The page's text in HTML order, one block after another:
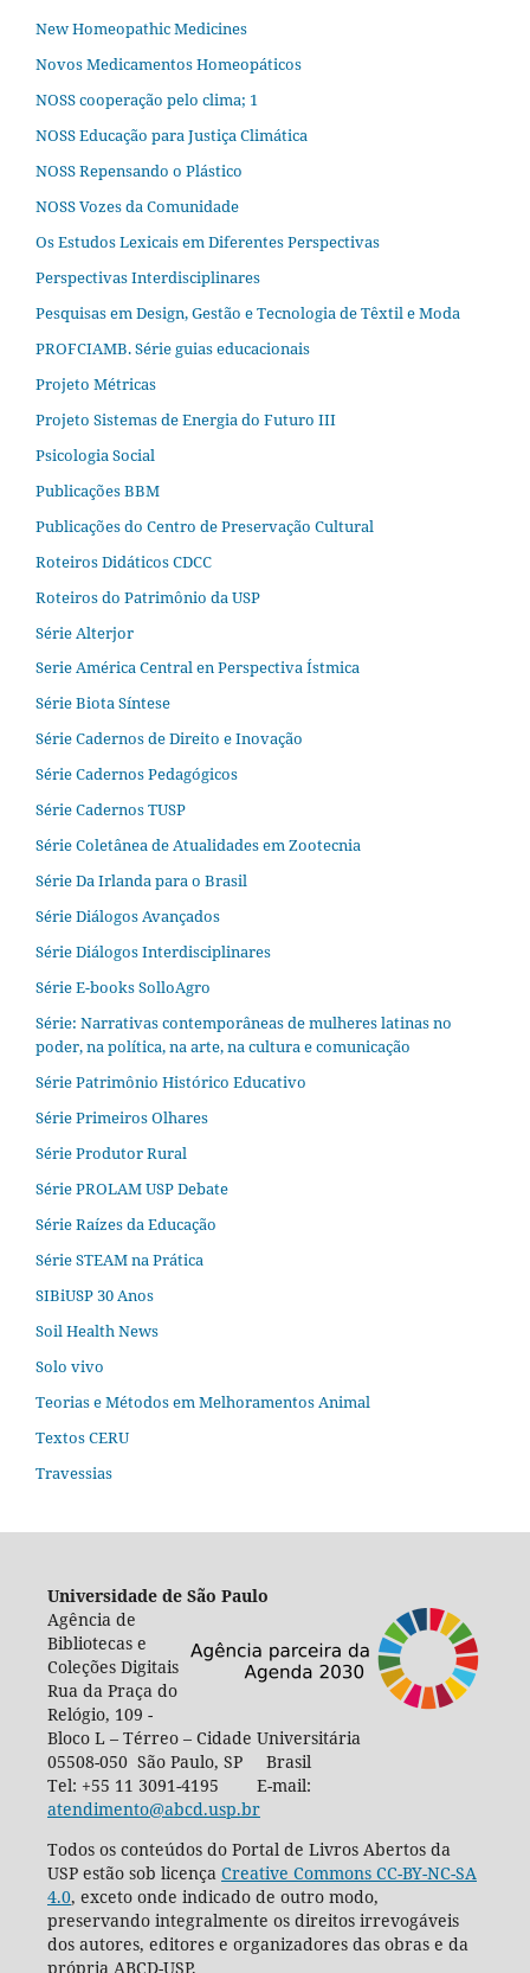
New Homeopathic Medicines
Novos Medicamentos Homeopáticos
NOSS cooperação pelo clima; 1
NOSS Educação para Justiça Climática
NOSS Repensando o Plástico
NOSS Vozes da Comunidade
Os Estudos Lexicais em Diferentes Perspectivas
Perspectivas Interdisciplinares
Pesquisas em Design, Gestão e Tecnologia de Têxtil e Moda
PROFCIAMB. Série guias educacionais
Projeto Métricas
Projeto Sistemas de Energia do Futuro III
Psicologia Social
Publicações BBM
Publicações do Centro de Preservação Cultural
Roteiros Didáticos CDCC
Roteiros do Patrimônio da USP
Série Alterjor
Serie América Central en Perspectiva Ístmica
Série Biota Síntese
Série Cadernos de Direito e Inovação
Série Cadernos Pedagógicos
Série Cadernos TUSP
Série Coletânea de Atualidades em Zootecnia
Série Da Irlanda para o Brasil
Série Diálogos Avançados
Série Diálogos Interdisciplinares
Série E-books SolloAgro
Série: Narrativas contemporâneas de mulheres latinas no
poder, na política, na arte, na cultura e comunicação
Série Patrimônio Histórico Educativo
Série Primeiros Olhares
Série Produtor Rural
Série PROLAM USP Debate
Série Raízes da Educação
Série STEAM na Prática
SIBiUSP 30 Anos
Soil Health News
Solo vivo
Teorias e Métodos em Melhoramentos Animal
Textos CERU
Travessias
Universidade de São Paulo
Agência de
Bibliotecas e
Coleções Digitais
Rua da Praça do
Relógio, 109 -
Bloco L – Térreo – Cidade Universitária
05508-050 São Paulo, SP Brasil
Tel: +55 11 3091-4195 E-mail:
atendimento@abcd.usp.br
Todos os conteúdos do Portal de Livros Abertos da
USP estão sob licença Creative Commons CC-BY-NC-SA
4.0, exceto onde indicado de outro modo,
preservando integralmente os direitos irrevogáveis
dos autores, editores e organizadores das obras e da
própria ABCD-USP.